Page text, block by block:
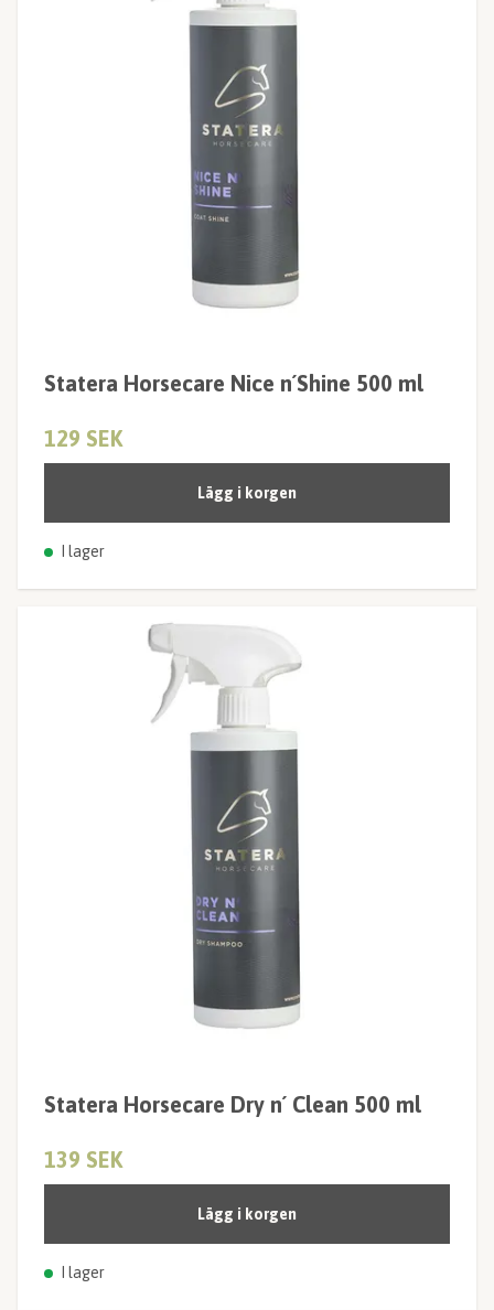
Statera Horsecare Nice n´Shine 500 ml
129 SEK
Lägg i korgen
I lager
Statera Horsecare Dry n´ Clean 500 ml
139 SEK
Lägg i korgen
I lager